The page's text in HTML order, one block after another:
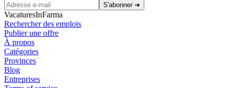
S'abonner ➜
VacaturesInFarma
Rechercher des emplois
Publier une offre
À propos
Catégories
Provinces
Blog
Entreprises